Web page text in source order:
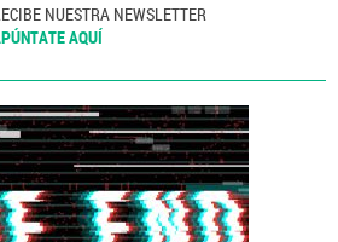
NUESTRA NEWSLETTER
AQUÍ